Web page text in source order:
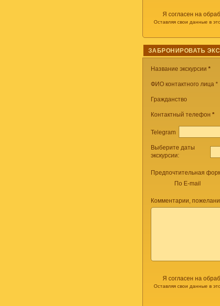
Я согласен на
Оставляя свои данные в
ЗАБРОНИРОВАТЬ
Название экскурсии *
ФИО контактного лица *
Гражданство
Контактный телефон *
Telegram
Выберите даты
экскурсии:
Предпочтительная
По E-mail
Комментарии,
Я согласен на
Оставляя свои данные в